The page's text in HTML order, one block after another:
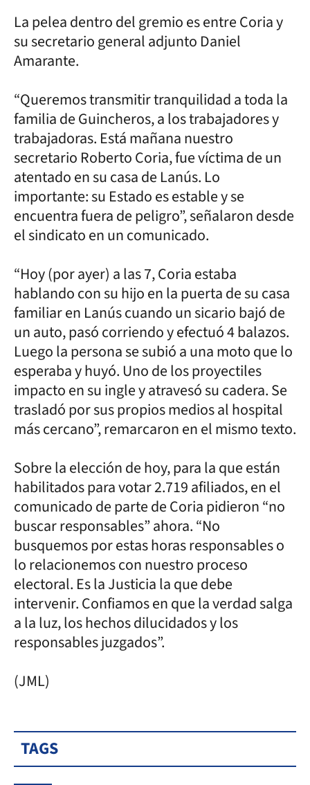
La pelea dentro del gremio es entre Coria y
su secretario general adjunto Daniel
Amarante.
“Queremos transmitir tranquilidad a toda la
familia de Guincheros, a los trabajadores y
trabajadoras. Está mañana nuestro
secretario Roberto Coria, fue víctima de un
atentado en su casa de Lanús. Lo
importante: su Estado es estable y se
encuentra fuera de peligro”, señalaron desde
el sindicato en un comunicado.
“Hoy (por ayer) a las 7, Coria estaba
hablando con su hijo en la puerta de su casa
familiar en Lanús cuando un sicario bajó de
un auto, pasó corriendo y efectuó 4 balazos.
Luego la persona se subió a una moto que lo
esperaba y huyó. Uno de los proyectiles
impacto en su ingle y atravesó su cadera. Se
trasladó por sus propios medios al hospital
más cercano”, remarcaron en el mismo texto.
Sobre la elección de hoy, para la que están
habilitados para votar 2.719 afiliados, en el
comunicado de parte de Coria pidieron “no
buscar responsables” ahora. “No
busquemos por estas horas responsables o
lo relacionemos con nuestro proceso
electoral. Es la Justicia la que debe
intervenir. Confiamos en que la verdad salga
a la luz, los hechos dilucidados y los
responsables juzgados”.
(JML)
TAGS